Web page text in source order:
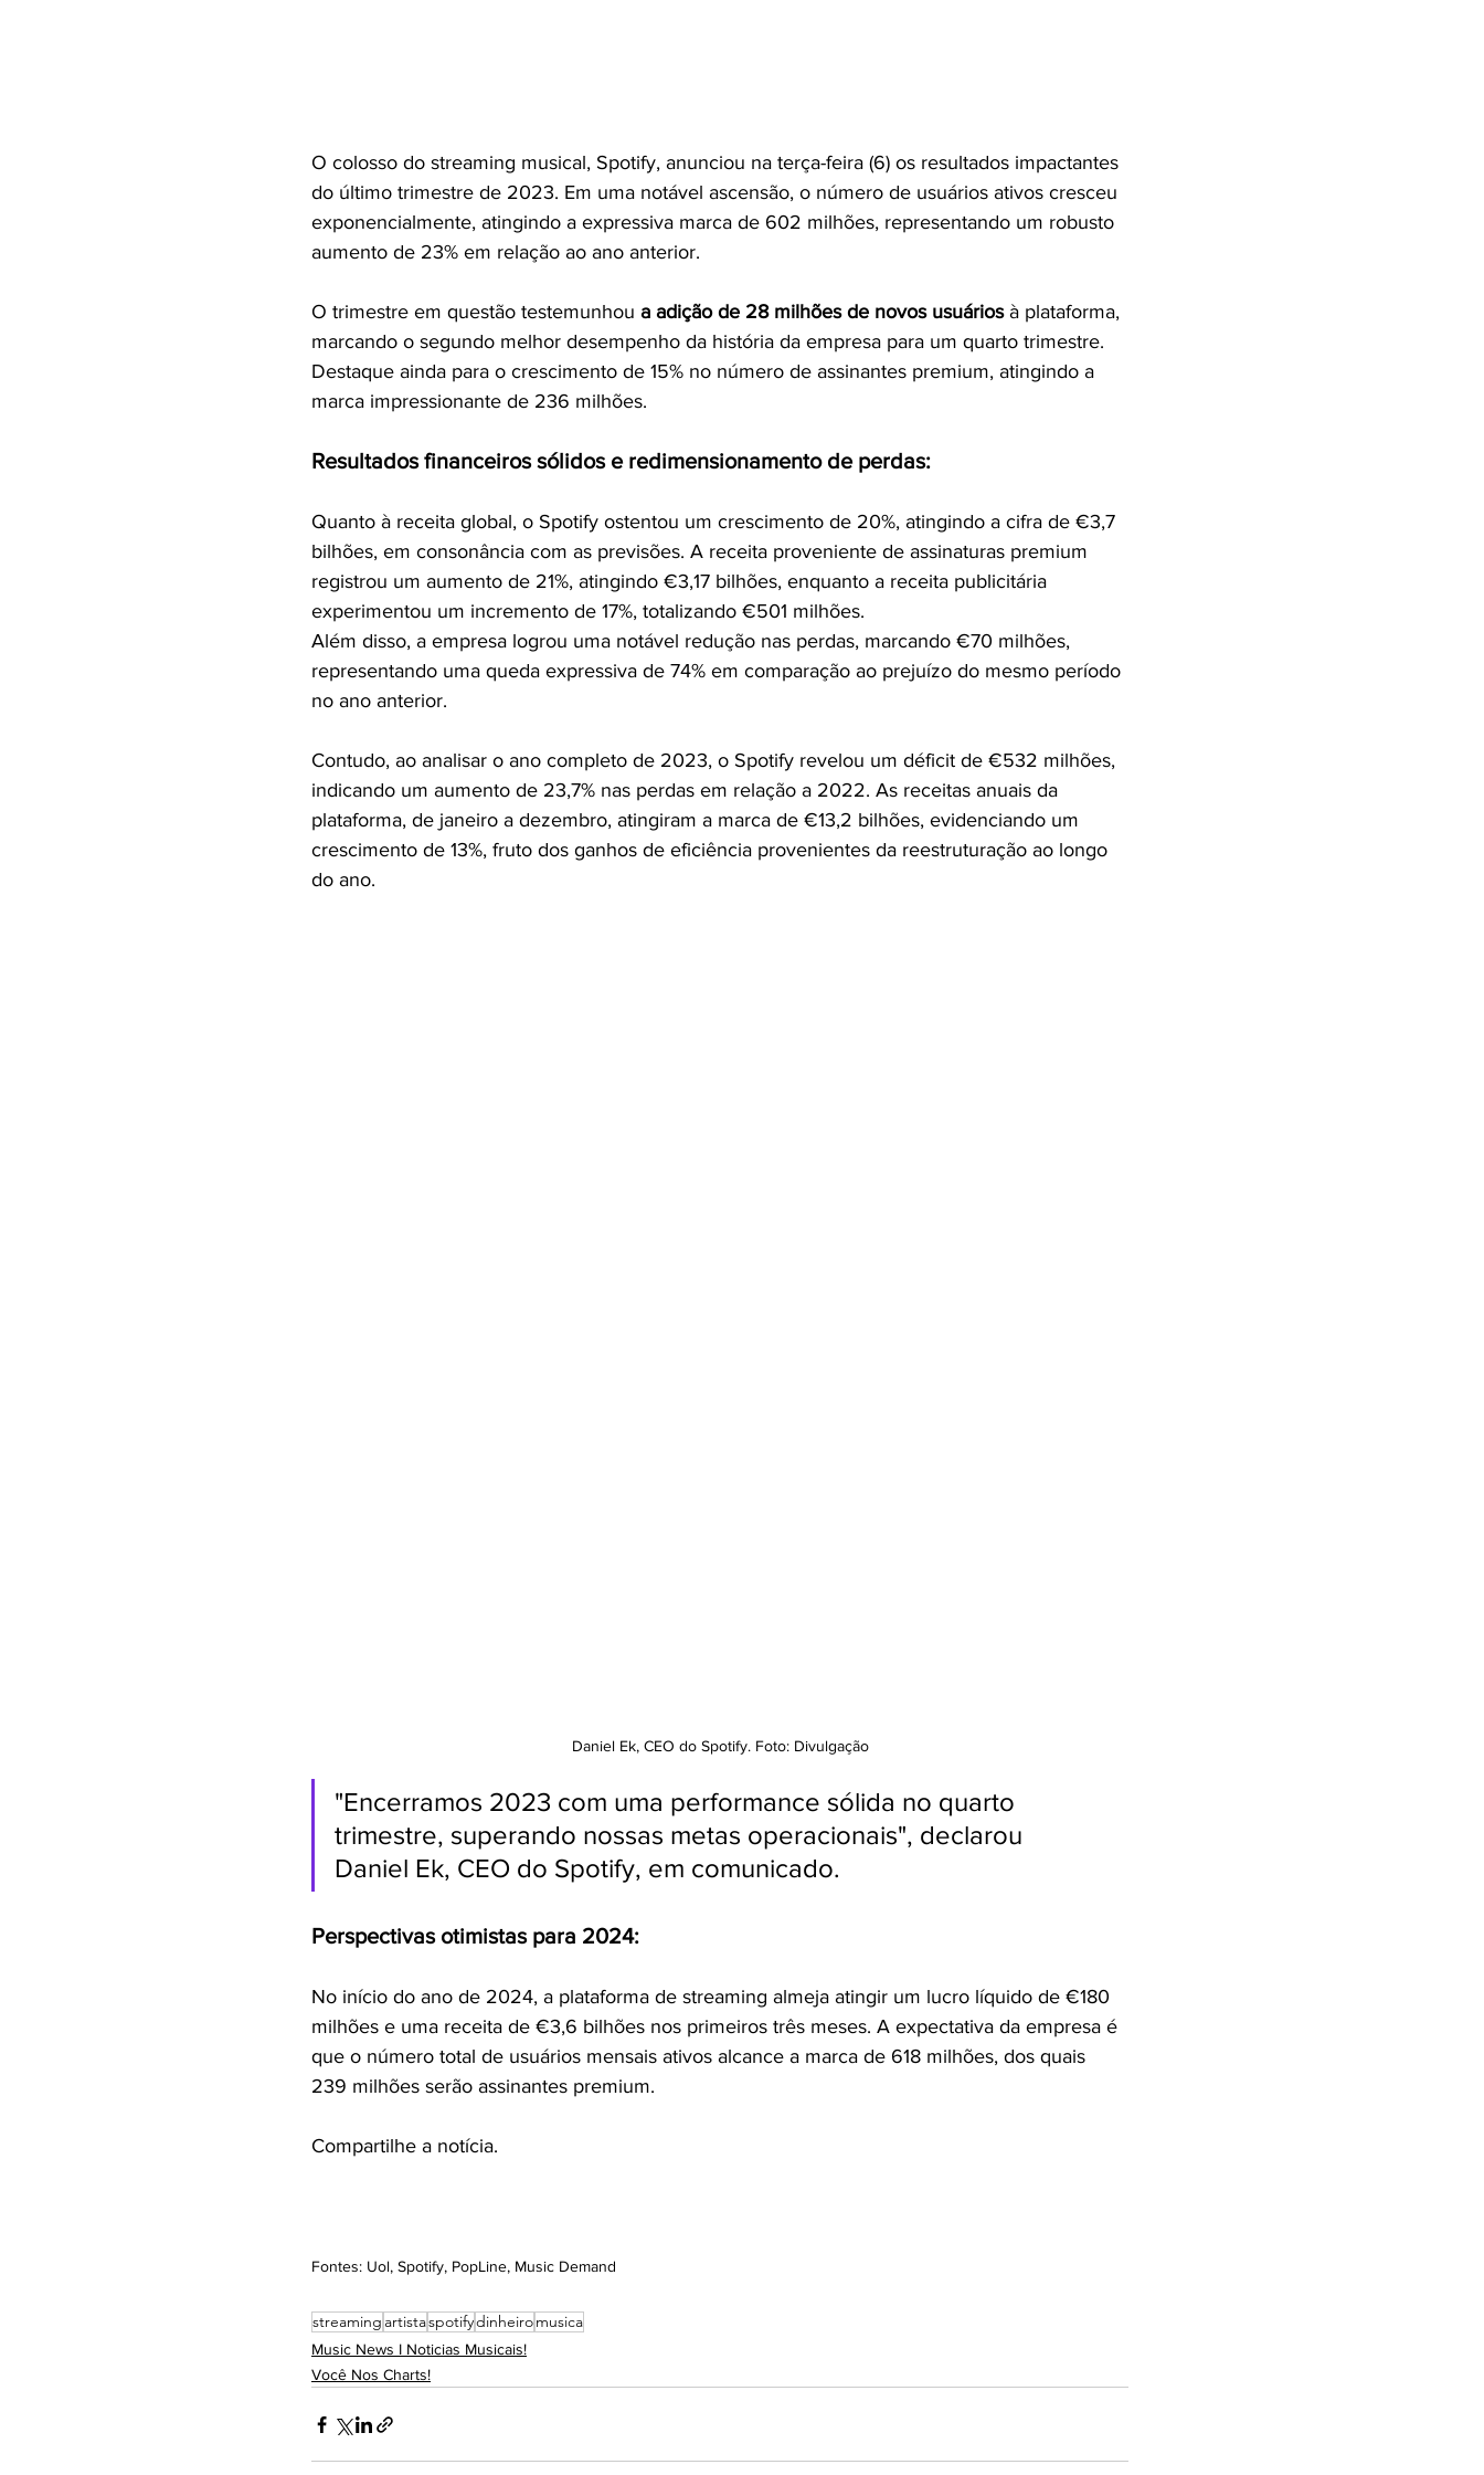
O colosso do streaming musical, Spotify, anunciou na terça-feira (6) os resultados impactantes
do último trimestre de 2023. Em uma notável ascensão, o número de usuários ativos cresceu
exponencialmente, atingindo a expressiva marca de 602 milhões, representando um robusto
aumento de 23% em relação ao ano anterior.
O trimestre em questão testemunhou a adição de 28 milhões de novos usuários à plataforma,
marcando o segundo melhor desempenho da história da empresa para um quarto trimestre.
Destaque ainda para o crescimento de 15% no número de assinantes premium, atingindo a
marca impressionante de 236 milhões.
Resultados financeiros sólidos e redimensionamento de perdas:
Quanto à receita global, o Spotify ostentou um crescimento de 20%, atingindo a cifra de €3,7
bilhões, em consonância com as previsões. A receita proveniente de assinaturas premium
registrou um aumento de 21%, atingindo €3,17 bilhões, enquanto a receita publicitária
experimentou um incremento de 17%, totalizando €501 milhões.
Além disso, a empresa logrou uma notável redução nas perdas, marcando €70 milhões,
representando uma queda expressiva de 74% em comparação ao prejuízo do mesmo período
no ano anterior.
Contudo, ao analisar o ano completo de 2023, o Spotify revelou um déficit de €532 milhões,
indicando um aumento de 23,7% nas perdas em relação a 2022. As receitas anuais da
plataforma, de janeiro a dezembro, atingiram a marca de €13,2 bilhões, evidenciando um
crescimento de 13%, fruto dos ganhos de eficiência provenientes da reestruturação ao longo
do ano.
Daniel Ek, CEO do Spotify. Foto: Divulgação
"Encerramos 2023 com uma performance sólida no quarto
trimestre, superando nossas metas operacionais", declarou
Daniel Ek, CEO do Spotify, em comunicado.
Perspectivas otimistas para 2024:
No início do ano de 2024, a plataforma de streaming almeja atingir um lucro líquido de €180
milhões e uma receita de €3,6 bilhões nos primeiros três meses. A expectativa da empresa é
que o número total de usuários mensais ativos alcance a marca de 618 milhões, dos quais
239 milhões serão assinantes premium.
Compartilhe a notícia.
Fontes: Uol, Spotify, PopLine, Music Demand
streaming artistaspotifydinheiromusica
Music News I Noticias Musicais!
Você Nos Charts!